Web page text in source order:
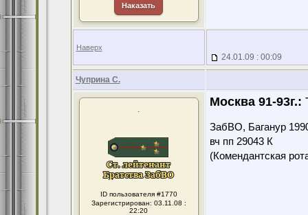
Наказать
Наверх
24.01.09 : 00:09
Чуприна С.
.
ID пользователя #1770
Зарегистрирован: 03.11.08 :
22:20
Москва 91-93г.:
ЗабВО, Баганур
вч пп 29043 К
(Комендантская